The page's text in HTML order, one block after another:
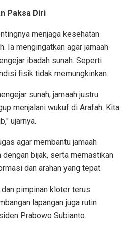
Paksa Diri
menjaga kesehatan
Ia mengingatkan agar jamaah
ibadah sunah. Seperti
fisik tidak memungkinkan.
sunah, jamaah justru
menjalani wukuf di Arafah. Kita
ujarnya.
agar membantu jamaah
bijak, serta memastikan
dan arahan yang tepat.
pimpinan kloter terus
lapangan juga rutin
Prabowo Subianto.